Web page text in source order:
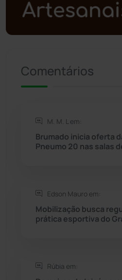
Rio do Antônio
Saúde
Seabra
Sítio do Mato
Comentários
M. M. L em:
Brumado inicia oferta
Pneumo 20 nas salas
Edson Mauro em:
Mobilização busca
prática esportiva do
Rúbia em: